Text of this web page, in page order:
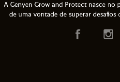
A Genyen Grow and Protect nasce no
de uma vontade de superar